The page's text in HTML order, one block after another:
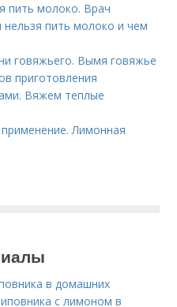
пить молоко. Врач
пить молоко и чем
говяжьего. Вымя говяжье
приготовления
Вяжем теплые
Лимонная
в домашних
с лимоном в